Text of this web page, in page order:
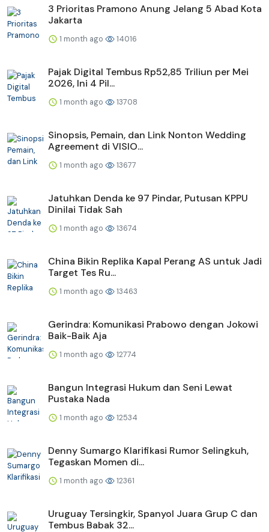
3 Prioritas Pramono Anung Jelang 5 Abad Kota
Jakarta
1 month ago 14016
Pajak Digital Tembus Rp52,85 Triliun per Mei
2026, Ini 4 Pil...
1 month ago 13708
Sinopsis, Pemain, dan Link Nonton Wedding
Agreement di VISIO...
1 month ago 13677
Jatuhkan Denda ke 97 Pindar, Putusan KPPU
Dinilai Tidak Sah
1 month ago 13674
China Bikin Replika Kapal Perang AS untuk Jadi
Target Tes Ru...
1 month ago 13463
Gerindra: Komunikasi Prabowo dengan Jokowi
Baik-Baik Aja
1 month ago 12774
Bangun Integrasi Hukum dan Seni Lewat
Pustaka Nada
1 month ago 12534
Denny Sumargo Klarifikasi Rumor Selingkuh,
Tegaskan Momen di...
1 month ago 12361
Uruguay Tersingkir, Spanyol Juara Grup C dan
Tembus Babak 32...